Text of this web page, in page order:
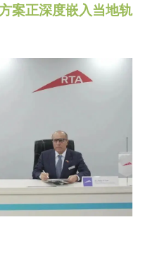
案正深度嵌入当地轨